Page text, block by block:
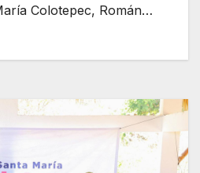
Colotepec, Román…